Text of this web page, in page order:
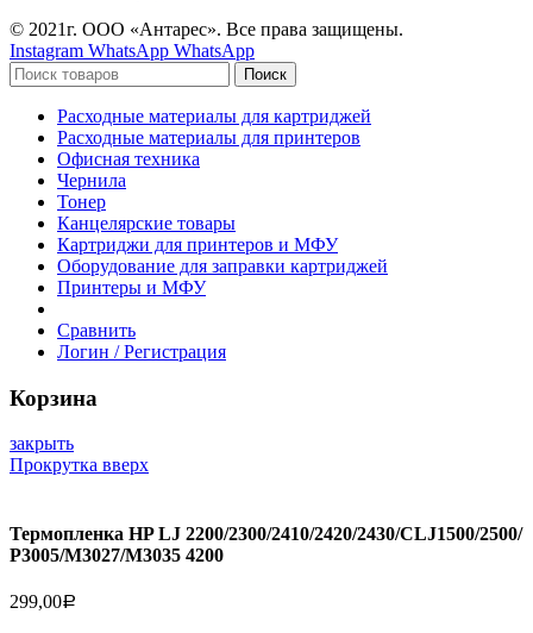
© 2021г. ООО «Антарес». Все права защищены.
Instagram WhatsApp WhatsApp
Поиск
Расходные материалы для картриджей
Расходные материалы для принтеров
Офисная техника
Чернила
Тонер
Канцелярские товары
Картриджи для принтеров и МФУ
Оборудование для заправки картриджей
Принтеры и МФУ
Сравнить
Логин / Регистрация
Корзина
закрыть
Прокрутка вверх
Термопленка HP LJ 2200/2300/2410/2420/2430/CLJ1500/2500/
P3005/M3027/M3035 4200
299,00Р